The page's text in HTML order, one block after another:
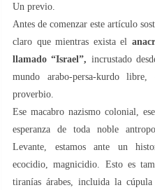
Un previo.
Antes de comenzar este artículo
claro que mientras exista el
llamado “Israel”, incrustado
mundo arabo-persa-kurdo
proverbio.
Ese macabro nazismo colonial,
esperanza de toda noble
Levante, estamos ante un
ecocidio, magnicidio. Esto es
tiranías árabes, incluida la